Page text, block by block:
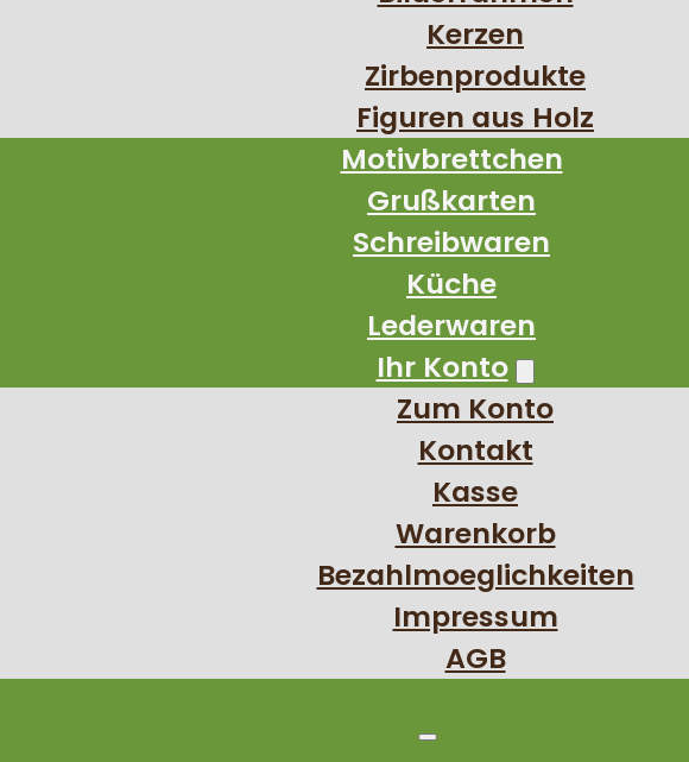
Kerzen
Zirbenprodukte
Figuren aus Holz
Motivbrettchen
Grußkarten
Schreibwaren
Küche
Lederwaren
Ihr Konto
Zum Konto
Kontakt
Kasse
Warenkorb
Bezahlmoeglichkeiten
Impressum
AGB